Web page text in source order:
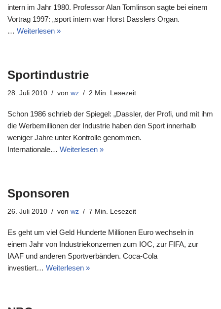
intern im Jahr 1980. Professor Alan Tomlinson sagte bei einem
Vortrag 1997: „sport intern war Horst Dasslers Organ.
… Weiterlesen »
Sportindustrie
28. Juli 2010 von wz 2 Min. Lesezeit
Schon 1986 schrieb der Spiegel: „Dassler, der Profi, und mit ihm
die Werbemillionen der Industrie haben den Sport innerhalb
weniger Jahre unter Kontrolle genommen.
Internationale… Weiterlesen »
Sponsoren
26. Juli 2010 von wz 7 Min. Lesezeit
Es geht um viel Geld Hunderte Millionen Euro wechseln in
einem Jahr von Industriekonzernen zum IOC, zur FIFA, zur
IAAF und anderen Sportverbänden. Coca-Cola
investiert… Weiterlesen »